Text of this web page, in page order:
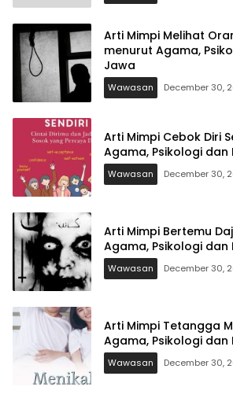
Arti Mimpi Melihat
menurut Agama,
Jawa
Wawasan December 30,
Arti Mimpi Cebok Diri
Agama, Psikologi dan
Wawasan December 30,
Arti Mimpi Bertemu
Agama, Psikologi dan
Wawasan December 30,
Arti Mimpi Tetangga
Agama, Psikologi dan
Wawasan December 30,